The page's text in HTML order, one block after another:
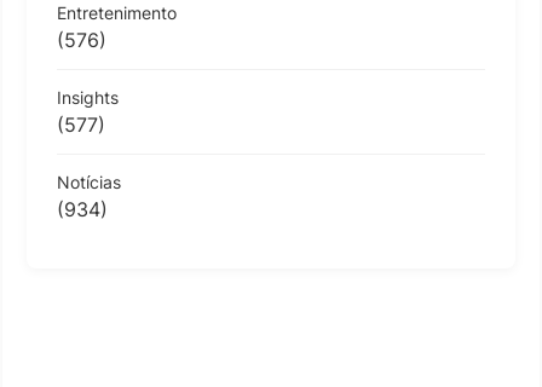
Entretenimento
(576)
Insights
(577)
Notícias
(934)